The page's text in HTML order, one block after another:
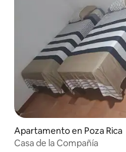
Apartamento en Poza Rica
Casa de la Compañía